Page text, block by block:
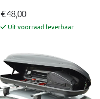
€ 48,00
Uit voorraad leverbaar